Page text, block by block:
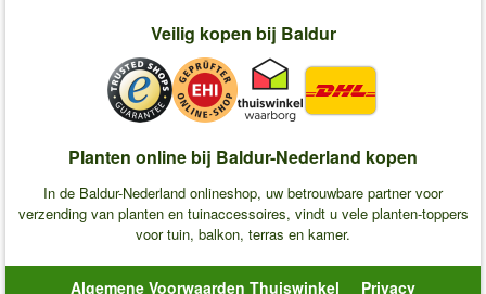
Veilig kopen bij Baldur
Planten online bij Baldur-Nederland kopen
In de Baldur-Nederland onlineshop, uw betrouwbare partner voor
verzending van planten en tuinaccessoires, vindt u vele planten-toppers
voor tuin, balkon, terras en kamer.
Algemene Voorwaarden Thuiswinkel Privacy